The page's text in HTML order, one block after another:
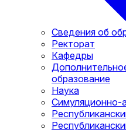
Сведения об
Ректорат
Кафедры
образование
Наука
Симуляционно-